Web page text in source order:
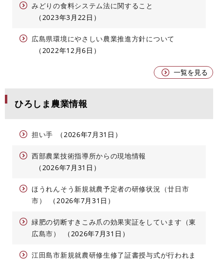
みどりの食料システム法に関すること
2023年3月22日
広島県環境にやさしい農業推進方針について
2022年12月6日
一覧を見る
ひろしま農業情報
担い手 2026年7月31日
西部農業技術指導所からの現地情報
2026年7月31日
ほうれんそう新規就農予定者の研修状況（廿日市
市）
2026年7月31日
緑肥の切断すきこみ爪の効果実証をしています（東
広島市）
2026年7月31日
江田島市新規就農研修生修了証書授与式が行われま